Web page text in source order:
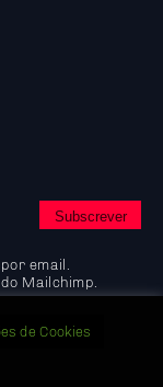
email.
Mailchimp.
de Cookies